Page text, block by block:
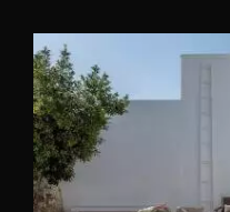
Bekijk
grotere
afbeelding